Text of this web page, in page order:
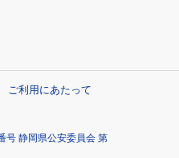
ご利用にあたって
号 静岡県公安委員会 第